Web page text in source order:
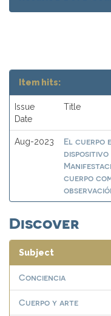
Item hits:
Issue
Date
Title
Aug-2023
El cuerpo
cuerpo
Discover
Subject
Conciencia
Cuerpo y arte